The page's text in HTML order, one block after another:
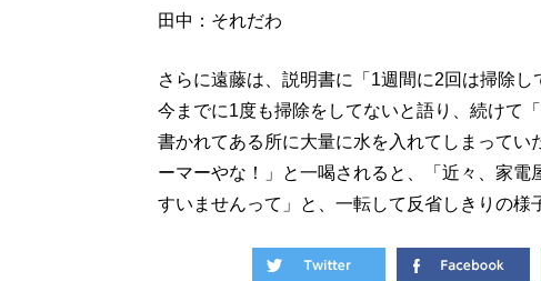
田中：それだわ
さらに遠藤は、説明書に「1週間に2回は掃除
今までに1度も掃除をしてないと語り、続けて
書かれてある所に大量に水を入れてしまって
ーマーやな！」と一喝されると、「近々、家電
すいませんって」と、一転して反省しきりの様